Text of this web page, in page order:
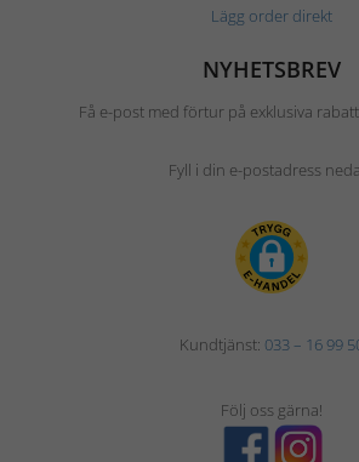
Lägg order direkt
NYHETSBREV
Få e-post med förtur på exklusiva
Fyll i din e-postadress
Kundtjänst: 033 – 16 99
Följ oss gärna!